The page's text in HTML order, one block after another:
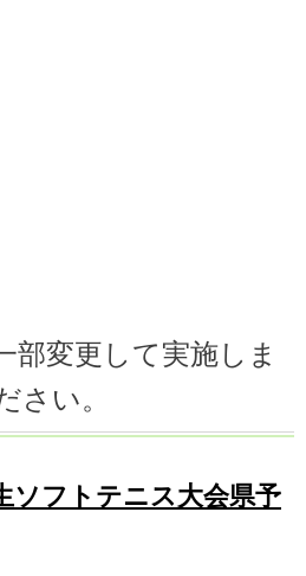
部変更して実施しま
さい。
ソフトテニス大会県予